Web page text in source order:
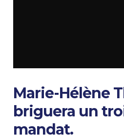
Marie-Hélène
briguera un
mandat.